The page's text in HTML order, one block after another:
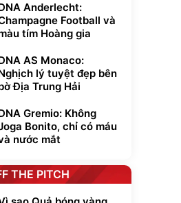
Lót ghế ôtô, nâng
lưng chống nóng
giúp thoải mái
Đã bán nhiều
Anderlecht:
Football và
tím Hoàng gia
AS Monaco:
lý tuyệt đẹp bên
Địa Trung Hải
Gremio: Không
Bonito, chỉ có máu
nước mắt
THE PITCH